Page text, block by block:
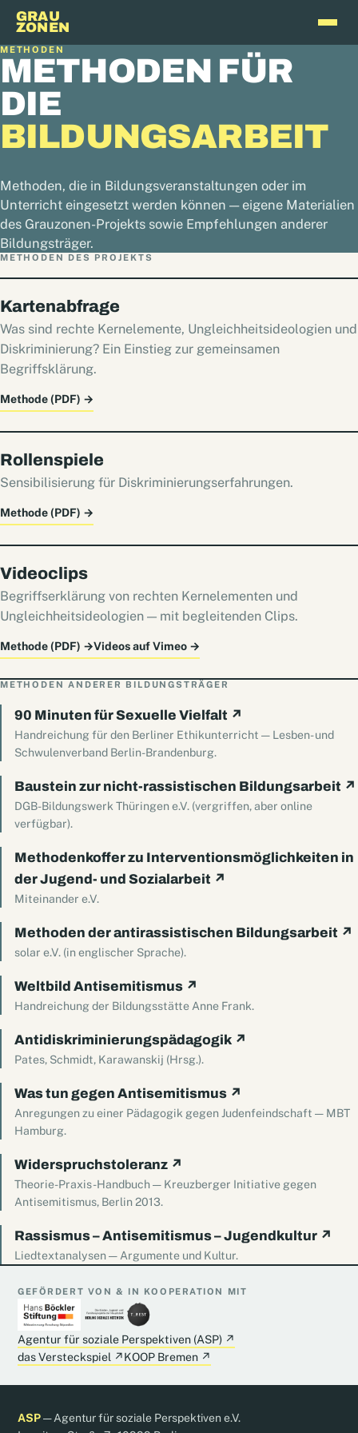
GRAU
ZONEN
METHODEN
METHODEN FÜR
DIE
BILDUNGSARBEIT
Methoden, die in Bildungsveranstaltungen oder im
Unterricht eingesetzt werden können — eigene Materialien
des Grauzonen-Projekts sowie Empfehlungen anderer
Bildungsträger.
METHODEN DES PROJEKTS
Kartenabfrage
Was sind rechte Kernelemente, Ungleichheitsideologien und
Diskriminierung? Ein Einstieg zur gemeinsamen
Begriffsklärung.
Methode (PDF) →
Rollenspiele
Sensibilisierung für Diskriminierungserfahrungen.
Methode (PDF) →
Videoclips
Begriffserklärung von rechten Kernelementen und
Ungleichheitsideologien — mit begleitenden Clips.
Methode (PDF) →Videos auf Vimeo →
METHODEN ANDERER BILDUNGSTRÄGER
90 Minuten für Sexuelle Vielfalt ↗
Handreichung für den Berliner Ethikunterricht — Lesben- und
Schwulenverband Berlin-Brandenburg.
Baustein zur nicht-rassistischen Bildungsarbeit ↗
DGB-Bildungswerk Thüringen e.V. (vergriffen, aber online
verfügbar).
Methodenkoffer zu Interventionsmöglichkeiten in
der Jugend- und Sozialarbeit ↗
Miteinander e.V.
Methoden der antirassistischen Bildungsarbeit ↗
solar e.V. (in englischer Sprache).
Weltbild Antisemitismus ↗
Handreichung der Bildungsstätte Anne Frank.
Antidiskriminierungspädagogik ↗
Pates, Schmidt, Karawanskij (Hrsg.).
Was tun gegen Antisemitismus ↗
Anregungen zu einer Pädagogik gegen Judenfeindschaft — MBT
Hamburg.
Widerspruchstoleranz ↗
Theorie-Praxis-Handbuch — Kreuzberger Initiative gegen
Antisemitismus, Berlin 2013.
Rassismus – Antisemitismus – Jugendkultur ↗
Liedtextanalysen — Argumente und Kultur.
GEFÖRDERT VON & IN KOOPERATION MIT
Agentur für soziale Perspektiven (ASP) ↗
das Versteckspiel ↗KOOP Bremen ↗
ASP— Agentur für soziale Perspektiven e.V.